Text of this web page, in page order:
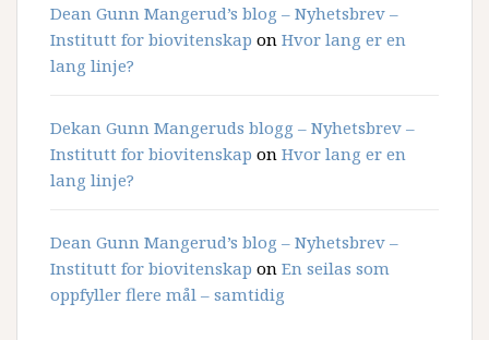
Dean Gunn Mangerud’s blog – Nyhetsbrev –
Institutt for biovitenskap on Hvor lang er en
lang linje?
Dekan Gunn Mangeruds blogg – Nyhetsbrev –
Institutt for biovitenskap on Hvor lang er en
lang linje?
Dean Gunn Mangerud’s blog – Nyhetsbrev –
Institutt for biovitenskap on En seilas som
oppfyller flere mål – samtidig